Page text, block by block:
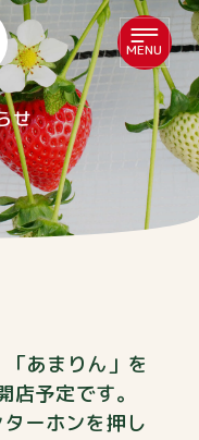
MENU
せ
あまりん」を
予定です。
ーホンを押し